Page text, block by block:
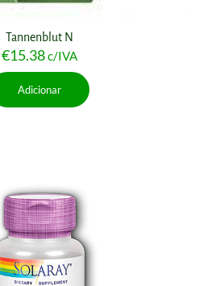
Tannenblut N
€15.38c/IVA
Adicionar